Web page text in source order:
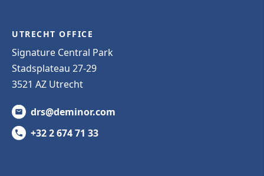
UTRECHT OFFICE
Signature Central Park
Stadsplateau 27-29
3521 AZ Utrecht
drs@deminor.com
+32 2 674 71 33